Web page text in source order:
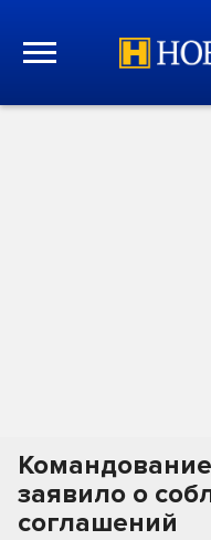
заявило о
соглашений